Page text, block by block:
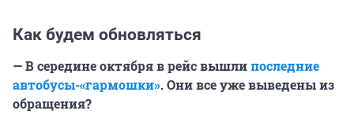
Как будем обновляться
— В середине октября в рейс вышлипоследние
автобусы-«гармошки». Они все уже выведены из
обращения?